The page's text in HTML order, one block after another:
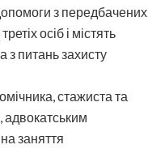
з передбачених
осіб і містять
з питань захисту
стажиста та
адвокатським
заняття